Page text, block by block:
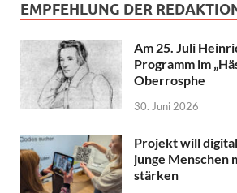
EMPFEHLUNG DER
Am 25. Juli
Programm im
Oberrosphe
30. Juni 2026
Projekt will
junge Menschen
stärken